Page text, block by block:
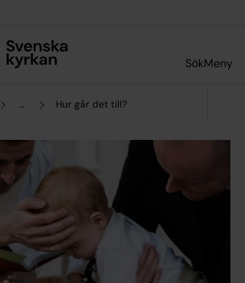
SökMeny
... Hur går det till?